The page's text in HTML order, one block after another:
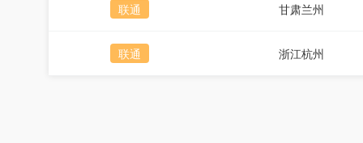
联通 甘肃兰州
联通 浙江杭州